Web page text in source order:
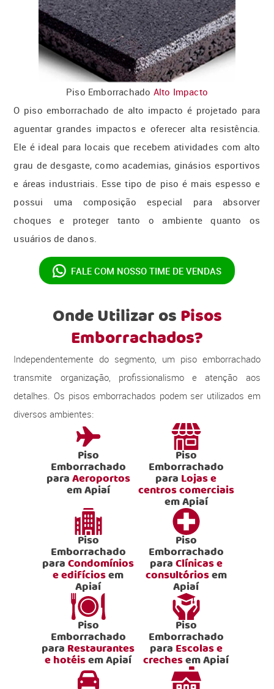
Piso Emborrachado Alto Impacto
O piso emborrachado de alto impacto é projetado para
aguentar grandes impactos e oferecer alta resistência.
Ele é ideal para locais que recebem atividades com alto
grau de desgaste, como academias, ginásios esportivos
e áreas industriais. Esse tipo de piso é mais espesso e
possui uma composição especial para absorver
choques e proteger tanto o ambiente quanto os
usuários de danos.
FALE COM NOSSO TIME DE VENDAS
Onde Utilizar osPisos
Emborrachados?
Independentemente do segmento, um piso emborrachado
transmite organização, profissionalismo e atenção aos
detalhes. Os pisos emborrachados podem ser utilizados em
diversos ambientes:
Piso
Emborrachado
paraAeroportos
em Apiaí
Piso
Emborrachado
para Lojas e
centros comerciais
em Apiaí
Piso
Emborrachado
paraCondomínios
e edifíciosem
Apiaí
Piso
Emborrachado
paraClínicas e
consultóriosem
Apiaí
Piso
Emborrachado
para Restaurantes
e hotéisem Apiaí
Piso
Emborrachado
para Escolas e
crechesem Apiaí